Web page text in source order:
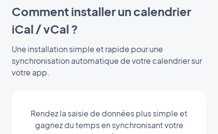
Comment installer un calendrier
iCal / vCal ?
Une installation simple et rapide pour une
synchronisation automatique de votre calendrier sur
votre app.
Rendez la saisie de données plus simple et
gagnez du temps en synchronisant votre